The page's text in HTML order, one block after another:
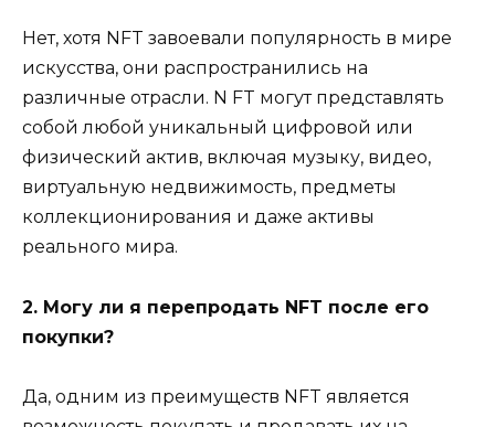
Нет, хотя NFT завоевали популярность в мире
искусства, они распространились на
различные отрасли. N FT могут представлять
собой любой уникальный цифровой или
физический актив, включая музыку, видео,
виртуальную недвижимость, предметы
коллекционирования и даже активы
реального мира.
2. Могу ли я перепродать NFT после его
покупки?
Да, одним из преимуществ NFT является